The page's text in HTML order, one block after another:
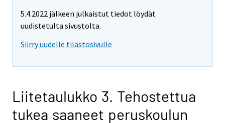
5.4.2022 jälkeen julkaistut tiedot löydät
uudistetulta sivustolta.
Siirry uudelle tilastosivulle
Liitetaulukko 3. Tehostettua
tukea saaneet peruskoulun